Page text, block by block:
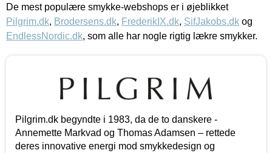
De mest populære smykke-webshops er i øjeblikket
Pilgrim.dk, Brodersens.dk, FrederikIX.dk, SifJakobs.dk og
EndlessNordic.dk, som alle har nogle rigtig lækre smykker.
Pilgrim.dk begyndte i 1983, da de to danskere -
Annemette Markvad og Thomas Adamsen – rettede
deres innovative energi mod smykkedesign og